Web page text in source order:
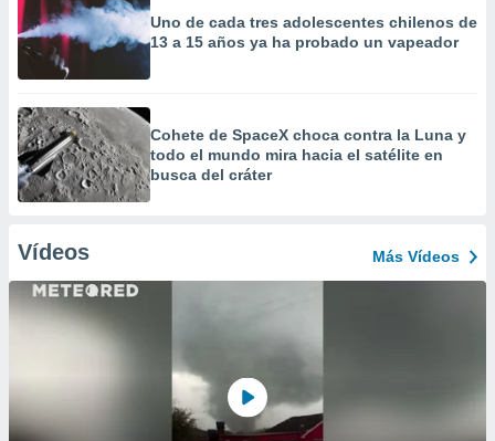
Uno de cada tres adolescentes chilenos de
13 a 15 años ya ha probado un vapeador
Cohete de SpaceX choca contra la Luna y
todo el mundo mira hacia el satélite en
busca del cráter
Vídeos Más Vídeos